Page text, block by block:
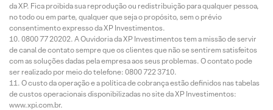
da XP. Fica proibida sua reprodução ou redistribuição para qualquer pessoa,
no todo ou em parte, qualquer que seja o propósito, sem o prévio
consentimento expresso da XP Investimentos.
0800 77 20202. A Ouvidoria da XP Investimentos tem a missão de servir
de canal de contato sempre que os clientes que não se sentirem satisfeitos
com as soluções dadas pela empresa aos seus problemas. O contato pode
ser realizado por meio do telefone: 0800 722 3710.
O custo da operação e a política de cobrança estão definidos nas tabelas
de custos operacionais disponibilizadas no site da XP Investimentos:
www.xpi.com.br.